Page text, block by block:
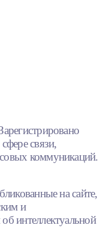
связи,
коммуникаций.
на сайте,
и
интеллектуальной